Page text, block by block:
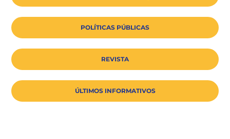
POLÍTICAS PÚBLICAS
REVISTA
ÚLTIMOS INFORMATIVOS